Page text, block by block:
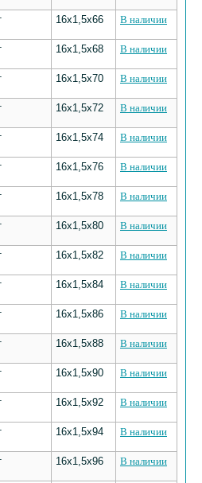
16х1,5х66 В наличии
16х1,5х68 В наличии
16х1,5х70 В наличии
16х1,5х72 В наличии
16х1,5х74 В наличии
16х1,5х76 В наличии
16х1,5х78 В наличии
16х1,5х80 В наличии
16х1,5х82 В наличии
16х1,5х84 В наличии
16х1,5х86 В наличии
16х1,5х88 В наличии
16х1,5х90 В наличии
16х1,5х92 В наличии
16х1,5х94 В наличии
16х1,5х96 В наличии